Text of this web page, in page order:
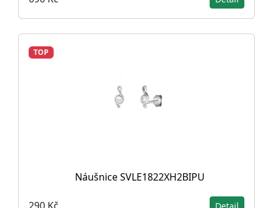
TOP
Náušnice SVLE1822XH2BIPU